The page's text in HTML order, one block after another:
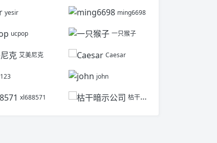
yesir ming6698
ucpop 一只猴子
艾美尼克 Caesar
123 john
xl688571 枯干暗示公司